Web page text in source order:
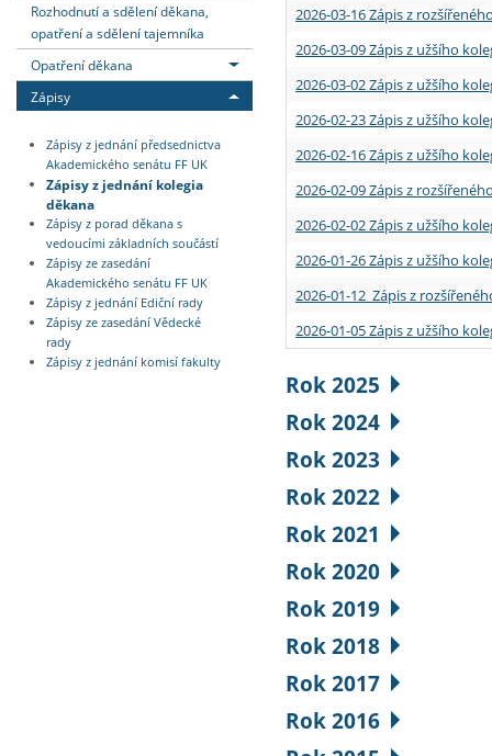
Rozhodnutí a sdělení děkana,
opatření a sdělení tajemníka
Opatření děkana
Zápisy
Zápisy z jednání předsednictva
Akademického senátu FF UK
Zápisy z jednání kolegia
děkana
Zápisy z porad děkana s
vedoucími základních součástí
Zápisy ze zasedání
Akademického senátu FF UK
Zápisy z jednání Ediční rady
Zápisy ze zasedání Vědecké
rady
Zápisy z jednání komisí fakulty
2026-03-16 Zápis z
2026-03-09 Zápis z užšího
2026-03-02 Zápis z užšího
2026-02-23 Zápis z užšího
2026-02-16 Zápis z užšího
2026-02-09 Zápis z
2026-02-02 Zápis z užšího
2026-01-26 Zápis z užšího
2026-01-12 Zápis z
2026-01-05 Zápis z užšího
Rok 2025
Rok 2024
Rok 2023
Rok 2022
Rok 2021
Rok 2020
Rok 2019
Rok 2018
Rok 2017
Rok 2016